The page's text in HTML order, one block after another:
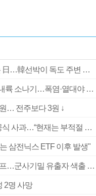
[속보] 여전히 ‘독도는 우리땅’ 외치는 日…韓선박이 독도 주변 해양조사 활동하자 반발
부산 울산 경남 구름 많고 경남 북서내륙 소나기…폭염·열대야 계속
… 전주보다 3원 ↓
[속보] ‘심판 성접대’ 논란 축구협회 공식 사과…“현재는 부적절 행위 없어”
삼전닉스 ETF 이후 발생"
‘탄약 부족 사태’ 보도에 격노한 트럼프…군사기밀 유출자 색출 지시
2명 사망